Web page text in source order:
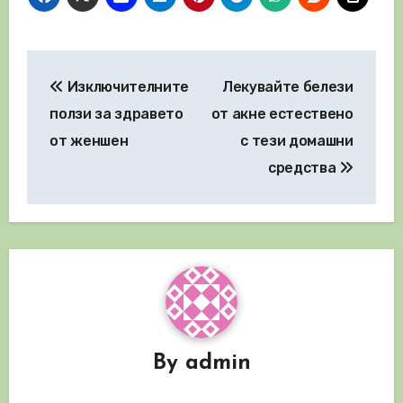
Изключителните
ползи за здравето
от женшен
Лекувайте белези
от акне естествено
с тези домашни
средства
By admin